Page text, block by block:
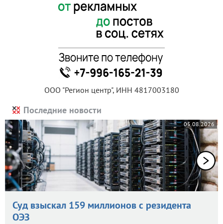
ООО "Регион центр", ИНН 4817003180
Последние новости
05.08.2026
Суд взыскал 159 миллионов с резидента
ОЭЗ